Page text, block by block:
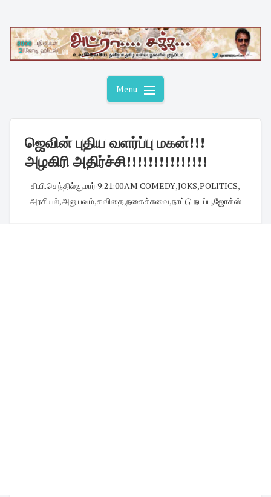
content
Menu
ஜெவின் புதிய வளர்ப்பு மகன்!!!
அழகிரி அதிர்ச்சி!!!!!!!!!!!!!!!
சி.பி.செந்தில்குமார்9:21:00 AM COMEDY,JOKS,POLITICS,
அரசியல்,அனுபவம்,கவிதை,நகைச்சுவை,நாட்டு நடப்பு,ஜோக்ஸ்